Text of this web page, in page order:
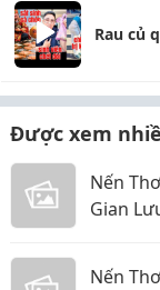
Rau củ
Được xem
Nến
Gian
Nến